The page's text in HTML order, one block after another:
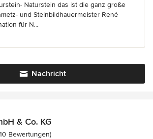
Naturstein das ist die ganz große
und Steinbildhauermeister René
für N...
Nachricht
& Co. KG
5 von 5 Sternen
Bewertungen)